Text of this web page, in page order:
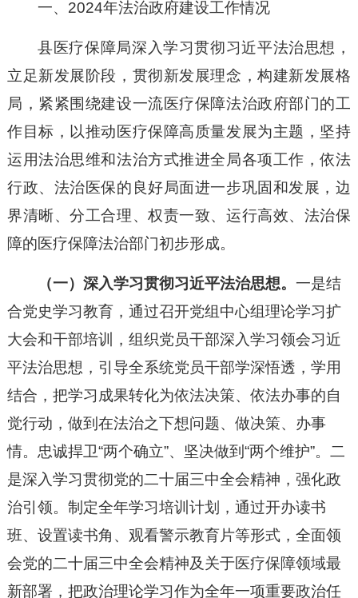
一、2024年法治政府建设工作情况
县医疗保障局深入学习贯彻习近平法治思想，
立足新发展阶段，贯彻新发展理念，构建新发展格
局，紧紧围绕建设一流医疗保障法治政府部门的工
作目标，以推动医疗保障高质量发展为主题，坚持
运用法治思维和法治方式推进全局各项工作，依法
行政、法治医保的良好局面进一步巩固和发展，边
界清晰、分工合理、权责一致、运行高效、法治保
障的医疗保障法治部门初步形成。
（一）深入学习贯彻习近平法治思想。一是结
合党史学习教育，通过召开党组中心组理论学习扩
大会和干部培训，组织党员干部深入学习领会习近
平法治思想，引导全系统党员干部学深悟透，学用
结合，把学习成果转化为依法决策、依法办事的自
觉行动，做到在法治之下想问题、做决策、办事
情。忠诚捍卫“两个确立”、坚决做到“两个维护”。二
是深入学习贯彻党的二十届三中全会精神，强化政
治引领。制定全年学习培训计划，通过开办读书
班、设置读书角、观看警示教育片等形式，全面领
会党的二十届三中全会精神及关于医疗保障领域最
新部署，把政治理论学习作为全年一项重要政治任